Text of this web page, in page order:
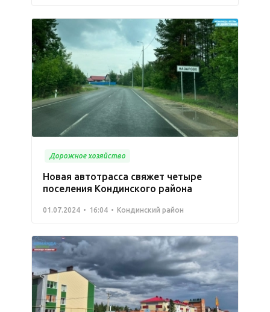
Дорожное хозяйство
Новая автотрасса свяжет четыре
поселения Кондинского района
01.07.2024 16:04 Кондинский район